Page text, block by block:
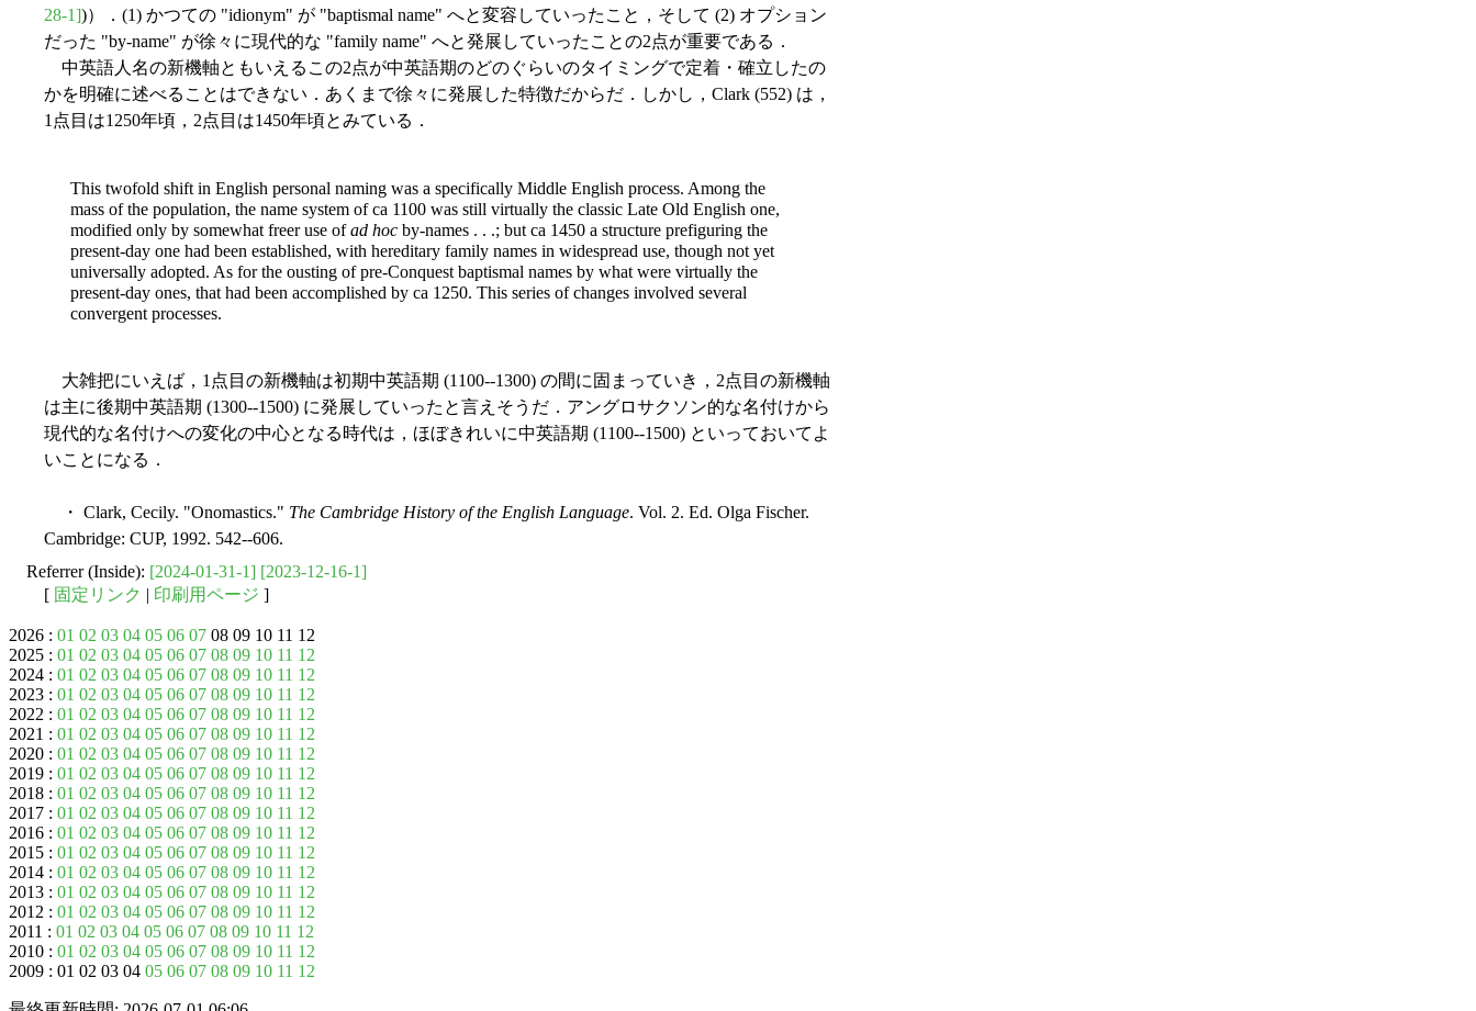
28-1])）．(1) かつての "idionym" が "baptismal name" へと変容していったこと，そして (2) オプション
だった "by-name" が徐々に現代的な "family name" へと発展していったことの2点が重要である．
中英語人名の新機軸ともいえるこの2点が中英語期のどのぐらいのタイミングで定着・確立したの
かを明確に述べることはできない．あくまで徐々に発展した特徴だからだ．しかし，Clark (552) は，
1点目は1250年頃，2点目は1450年頃とみている．
This twofold shift in English personal naming was a specifically Middle English process. Among the
mass of the population, the name system of ca 1100 was still virtually the classic Late Old English one,
modified only by somewhat freer use ofad hoc by-names . . .; but ca 1450 a structure prefiguring the
present-day one had been established, with hereditary family names in widespread use, though not yet
universally adopted. As for the ousting of pre-Conquest baptismal names by what were virtually the
present-day ones, that had been accomplished by ca 1250. This series of changes involved several
convergent processes.
大雑把にいえば，1点目の新機軸は初期中英語期 (1100--1300) の間に固まっていき，2点目の新機軸
は主に後期中英語期 (1300--1500) に発展していったと言えそうだ．アングロサクソン的な名付けから
現代的な名付けへの変化の中心となる時代は，ほぼきれいに中英語期 (1100--1500) といっておいてよ
いことになる．
・ Clark, Cecily. "Onomastics." The Cambridge History of the English Language. Vol. 2. Ed. Olga Fischer.
Cambridge: CUP, 1992. 542--606.
Referrer (Inside): [2024-01-31-1] [2023-12-16-1]
[ 固定リンク | 印刷用ページ ]
2026 : 01 02 03 04 05 06 07 08 09 10 11 12
2025 : 01 02 03 04 05 06 07 08 09 10 11 12
2024 : 01 02 03 04 05 06 07 08 09 10 11 12
2023 : 01 02 03 04 05 06 07 08 09 10 11 12
2022 : 01 02 03 04 05 06 07 08 09 10 11 12
2021 : 01 02 03 04 05 06 07 08 09 10 11 12
2020 : 01 02 03 04 05 06 07 08 09 10 11 12
2019 : 01 02 03 04 05 06 07 08 09 10 11 12
2018 : 01 02 03 04 05 06 07 08 09 10 11 12
2017 : 01 02 03 04 05 06 07 08 09 10 11 12
2016 : 01 02 03 04 05 06 07 08 09 10 11 12
2015 : 01 02 03 04 05 06 07 08 09 10 11 12
2014 : 01 02 03 04 05 06 07 08 09 10 11 12
2013 : 01 02 03 04 05 06 07 08 09 10 11 12
2012 : 01 02 03 04 05 06 07 08 09 10 11 12
2011 : 01 02 03 04 05 06 07 08 09 10 11 12
2010 : 01 02 03 04 05 06 07 08 09 10 11 12
2009 : 01 02 03 04 05 06 07 08 09 10 11 12